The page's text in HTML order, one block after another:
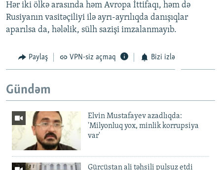
Hər iki ölkə arasında həm Avropa İttifaqı, həm də
Rusiyanın vasitəçiliyi ilə ayrı-ayrılıqda danışıqlar
aparılsa da, hələlik, sülh sazişi imzalanmayıb.
Paylaş VPN-siz açmaq Bizi izlə
Gündəm
Elvin Mustafayev azadlıqda:
'Milyonluq yox, minlik korrupsiya
var'
Gürcüstan ali təhsili pulsuz etdi